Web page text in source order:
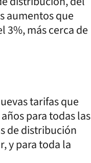
aumentos que
3%, más cerca de
tarifas que
para todas las
de distribución
y para toda la